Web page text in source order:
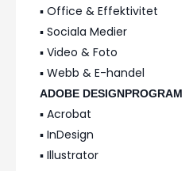
▪️ Office & Effektivitet
▪️ Sociala Medier
▪️ Video & Foto
▪️ Webb & E-handel
ADOBE DESIGNPROGRAM
▪️ Acrobat
▪️ InDesign
▪️ Illustrator